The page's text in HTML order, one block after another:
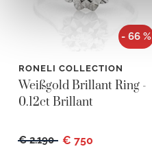
- 66 %
RONELI COLLECTION
Weißgold Brillant Ring -
0.12ct Brillant
€ 2.190 € 750